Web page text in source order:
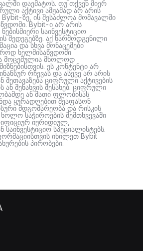
დაემატოს. თუ თქვენ მიერ
აქტივი ამჟამად არ არის
ზე, ის შესაძლოა მომავალში
Bybit-ი არ არის
საინვესტიციო
შედეგებზე. აქ წარმოდგენილი
და სხვა მონაცემები
ხელმისაწვდომი
მოცემულია მხოლოდ
ეს კონტენტი არ
რჩევას და ასევე არ არის
შეთავაზება ციფრული აქტივების
ან შენახვის შესახებ. ციფრული
ან მათი ფლობისას
ყურადღებით შეაფასონ
მდგომარეობა და რისკის
საჭიროების შემთხვევაში
იურიდიულ,
საინვესტიციო სპეციალისტებს.
იხილეთ Bybit
პირობები.